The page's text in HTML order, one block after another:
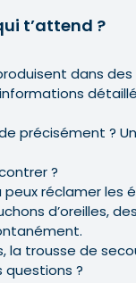
t’attend ?
dans
précisément ?
?
réclamer les
d’oreilles,
trousse de
questions ?